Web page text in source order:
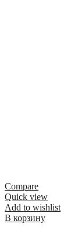
Compare
Quick view
Add to wishlist
В корзину